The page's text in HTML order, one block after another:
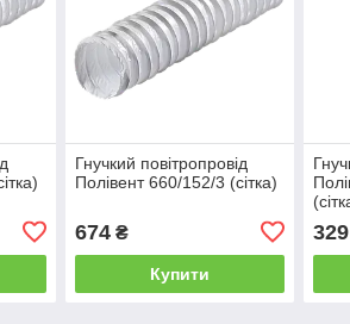
Гнучкий повітропровід
Полівент 660/152/3 (сітка)
674₴
Купити
329